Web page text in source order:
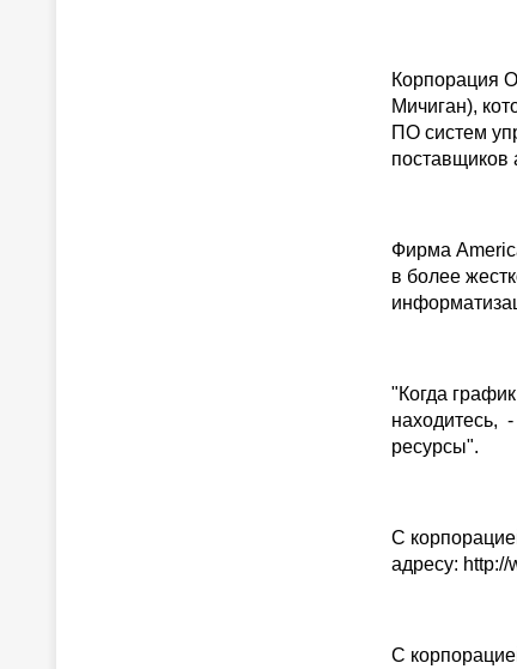
Корпорация
Мичиган),
ПО систем
поставщиков
Фирма
в более
"Когда
находитесь,
ресурсы".
С
адресу: http://
С